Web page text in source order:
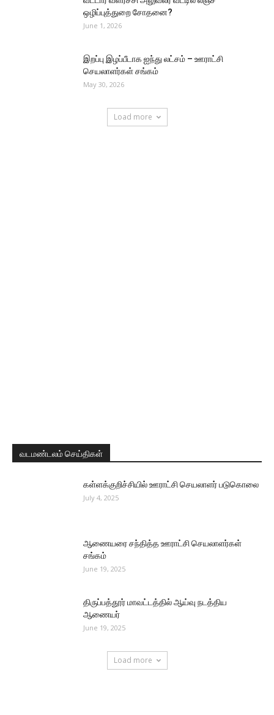
ஒழிப்புத்துறை சோதனை?
June 1, 2026
இறப்பு இழப்பீடாக ஐந்து லட்சம் – ஊராட்சி
செயலாளர்கள் சங்கம்
May 30, 2026
Load more
வடமண்டலம் செய்திகள்
கள்ளக்குறிச்சியில் ஊராட்சி செயலாளர் படுகொலை
July 4, 2025
ஆணையரை சந்தித்த ஊராட்சி செயலாளர்கள்
சங்கம்
June 19, 2025
திருப்பத்தூர் மாவட்டத்தில் ஆய்வு நடத்திய
ஆணையர்
June 19, 2025
Load more